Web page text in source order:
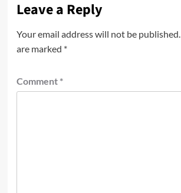
Leave a Reply
Your email address will not be published.
are marked *
Comment *